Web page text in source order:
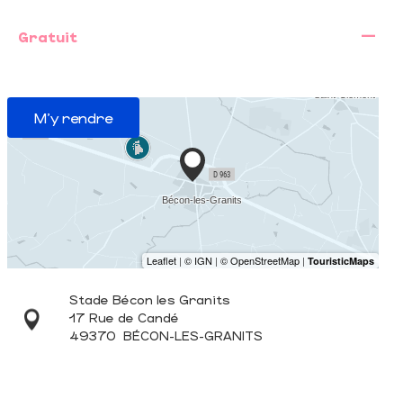
Gratuit —
M'y rendre
Stade Bécon les Granits
17 Rue de Candé
49370 BÉCON-LES-GRANITS